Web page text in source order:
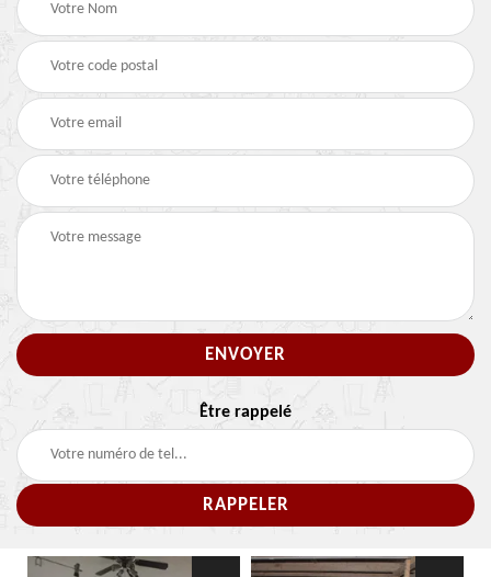
Être rappelé